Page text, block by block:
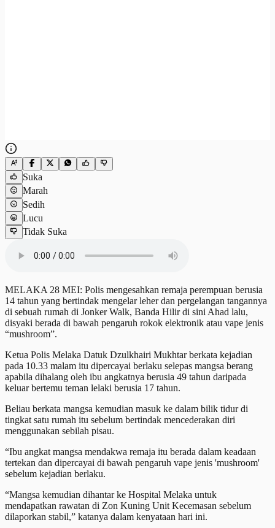
Suka
Marah
Sedih
Lucu
Tidak Suka
MELAKA 28 MEI: Polis mengesahkan remaja perempuan berusia
14 tahun yang bertindak mengelar leher dan pergelangan tangannya
di sebuah rumah di Jonker Walk, Banda Hilir di sini Ahad lalu,
disyaki berada di bawah pengaruh rokok elektronik atau vape jenis
“mushroom”.
Ketua Polis Melaka Datuk Dzulkhairi Mukhtar berkata kejadian
pada 10.33 malam itu dipercayai berlaku selepas mangsa berang
apabila dihalang oleh ibu angkatnya berusia 49 tahun daripada
keluar bertemu teman lelaki berusia 17 tahun.
Beliau berkata mangsa kemudian masuk ke dalam bilik tidur di
tingkat satu rumah itu sebelum bertindak mencederakan diri
menggunakan sebilah pisau.
“Ibu angkat mangsa mendakwa remaja itu berada dalam keadaan
tertekan dan dipercayai di bawah pengaruh vape jenis 'mushroom'
sebelum kejadian berlaku.
“Mangsa kemudian dihantar ke Hospital Melaka untuk
mendapatkan rawatan di Zon Kuning Unit Kecemasan sebelum
dilaporkan stabil,” katanya dalam kenyataan hari ini.